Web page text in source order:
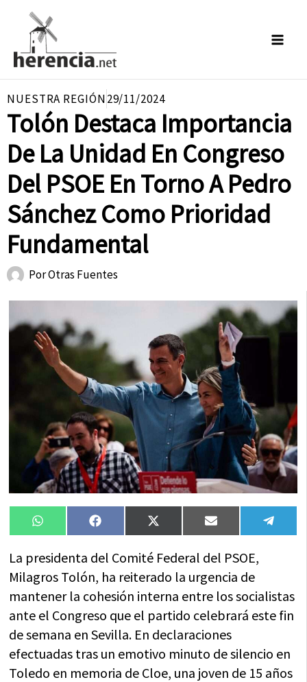
contenido
NUESTRA REGIÓN29/11/2024
Tolón Destaca Importancia
De La Unidad En Congreso
Del PSOE En Torno A Pedro
Sánchez Como Prioridad
Fundamental
PorOtras Fuentes
Compartir
en
WhatsAppCompartir
en
FacebookCompartir
en
X
(Twitter)
Compartir
en
Email
en
La presidenta del Comité Federal del PSOE,
Milagros Tolón, ha reiterado la urgencia de
mantener la cohesión interna entre los socialistas
ante el Congreso que el partido celebrará este fin
de semana en Sevilla. En declaraciones
efectuadas tras un emotivo minuto de silencio en
Toledo en memoria de Cloe, una joven de 15 años